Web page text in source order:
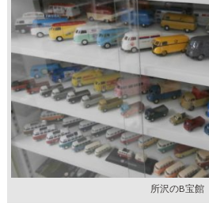
所沢のB宝館